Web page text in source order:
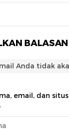
BALASAN
Anda tidak
email, dan